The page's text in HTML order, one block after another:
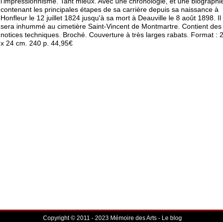
contenant les principales étapes de sa carrière depuis sa naissance à
Honfleur le 12 juillet 1824 jusqu'à sa mort à Deauville le 8 août 1898. Il
sera inhummé au cimetière Saint-Vincent de Montmartre. Contient des
notices techniques. Broché. Couverture à très larges rabats. Format :
x 24 cm. 240 p. 44,95€
Copyright © 2011 - 2023 Mémoire des Arts - Le blog